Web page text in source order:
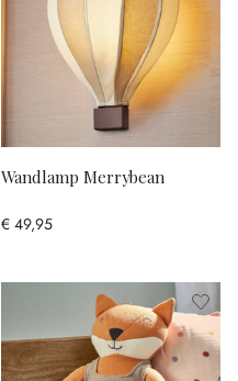
Wandlamp Merrybean
€ 49,95